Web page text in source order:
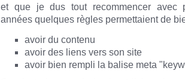
et que je dus tout recommencer avec
années quelques règles permettaient de
avoir du contenu
avoir des liens vers son site
avoir bien rempli la balise meta